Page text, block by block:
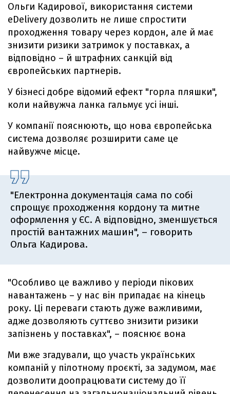
Ольги Кадирової, використання системи
eDelivery дозволить не лише спростити
проходження товару через кордон, але й має
знизити ризики затримок у поставках, а
відповідно – й штрафних санкцій від
європейських партнерів.
У бізнесі добре відомий ефект "горла пляшки",
коли найвужча ланка гальмує усі інші.
У компанії пояснюють, що нова європейська
система дозволяє розширити саме це
найвужче місце.
"Електронна документація сама по собі
спрощує проходження кордону та митне
оформлення у ЄС. А відповідно, зменшується
простій вантажних машин", – говорить
Ольга Кадирова.
"Особливо це важливо у періоди пікових
навантажень – у нас він припадає на кінець
року. Ці переваги стають дуже важливими,
адже дозволяють суттєво знизити ризики
запізнень у поставках", – пояснює вона
Ми вже згадували, що участь українських
компаній у пілотному проєкті, за задумом, має
дозволити доопрацювати систему до її